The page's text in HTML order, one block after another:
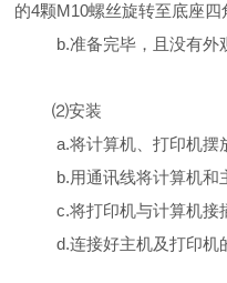
的4颗M10螺丝旋转至底座四
b.准备完毕，且没有外观
⑵安装
a.将计算机、打印机摆
b.用通讯线将计算机和主
c.将打印机与计算机接插
d.连接好主机及打印机的